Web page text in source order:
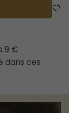
9 €
dans ces